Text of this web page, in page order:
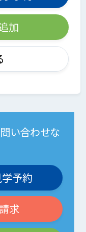
加
い合わせな
学予約
求